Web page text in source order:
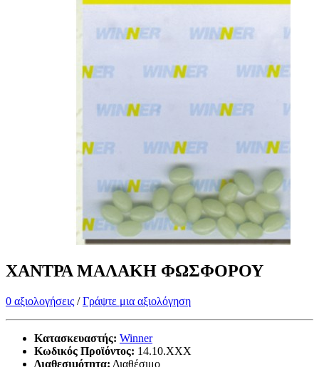
ΧΑΝΤΡΑ ΜΑΛΑΚΗ ΦΩΣΦΟΡΟΥ
0 αξιολογήσεις /Γράψτε μια αξιολόγηση
Κατασκευαστής: Winner
Κωδικός Προϊόντος: 14.10.ΧΧΧ
Διαθεσιμότητα: Διαθέσιμο